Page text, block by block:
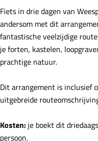
Fiets in drie dagen van
andersom met dit
fantastische veelzijdige
je forten, kastelen,
prachtige natuur.
Dit arrangement is inclusief
uitgebreide
Kosten: je boekt dit
persoon.